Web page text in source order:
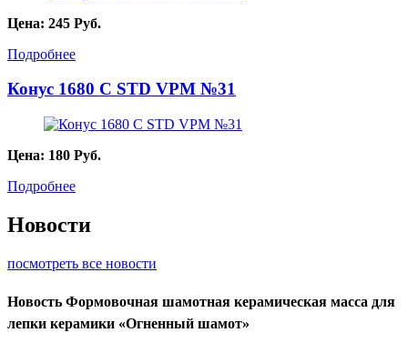
Цена: 245 Руб.
Подробнее
Конус 1680 С STD VPM №31
Цена: 180 Руб.
Подробнее
Новости
посмотреть все новости
Новость Формовочная шамотная керамическая масса для
лепки керамики «Огненный шамот»